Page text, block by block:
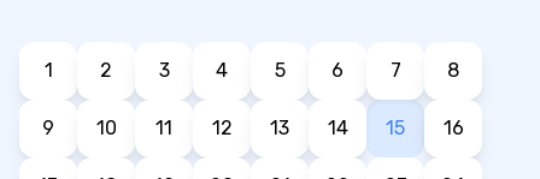
1 2 3 4 5 6 7 8
9 10 11 12 13 14 15 16